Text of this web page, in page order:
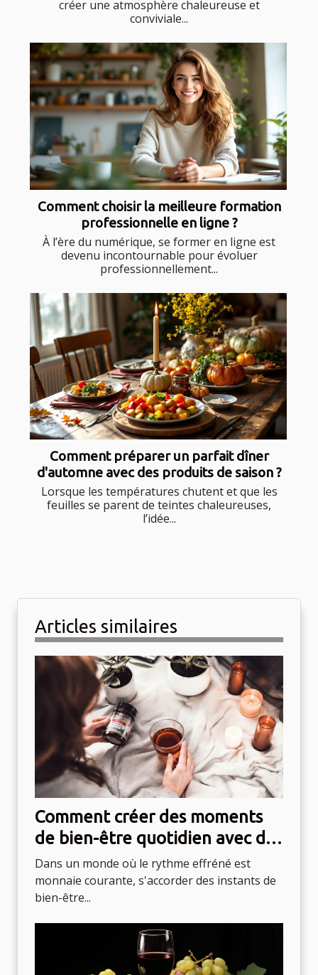
créer une atmosphère chaleureuse et
conviviale...
Comment choisir la meilleure formation
professionnelle en ligne ?
À l’ère du numérique, se former en ligne est
devenu incontournable pour évoluer
professionnellement...
Comment préparer un parfait dîner
d'automne avec des produits de saison ?
Lorsque les températures chutent et que les
feuilles se parent de teintes chaleureuses,
l’idée...
Articles similaires
Comment créer des moments
de bien-être quotidien avec des
rituels simples
Dans un monde où le rythme effréné est
monnaie courante, s'accorder des instants de
bien-être...